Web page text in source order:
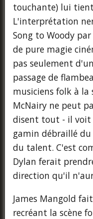
touchante) lui
L'interprétation
Song to Woody
de pure magie
pas seulement
passage de
musiciens folk à la
McNairy ne peut
disent tout - il voit
gamin débraillé
du talent. C'est
Dylan ferait
direction qu'il
James Mangold
recréant la scène